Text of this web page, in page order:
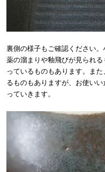
裏側の様子もご確認ください
薬の溜まりや釉飛びが見られ
っているものもあります。ま
るものもありますが、お使い
っていきます。